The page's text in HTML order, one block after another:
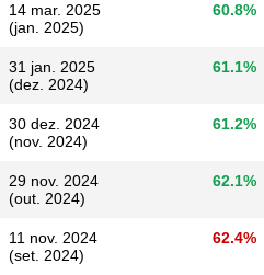
14 mar. 2025
(jan. 2025)
60.8%
31 jan. 2025
(dez. 2024)
61.1%
30 dez. 2024
(nov. 2024)
61.2%
29 nov. 2024
(out. 2024)
62.1%
11 nov. 2024
(set. 2024)
62.4%